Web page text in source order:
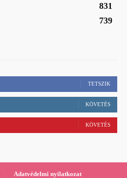
831
739
TETSZIK
KÖVETÉS
KÖVETÉS
Adatvédelmi nyilatkozat